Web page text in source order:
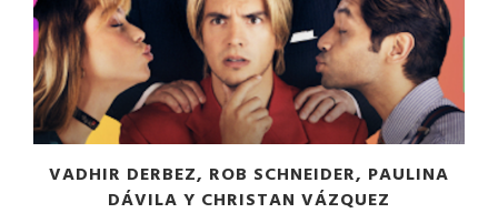
VADHIR DERBEZ, ROB SCHNEIDER, PAULINA
DÁVILA Y CHRISTAN VÁZQUEZ